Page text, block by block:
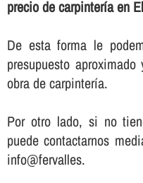
precio de carpinterí­a en
De esta forma le
presupuesto
obra de carpinterí­a.
Por otro lado, si no
puede contactarnos
info@fervalles.